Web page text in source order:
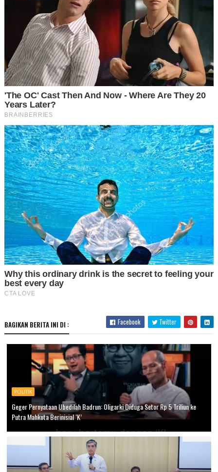
BAGIKAN BERITA INI DI : Facebook Twitter
POLITIK
Geger Pernyataan Ubedilah Badrun: Oligarki Diduga Setor Rp 5 Triliun ke
Putra Mahkota Berinisial ‘K’